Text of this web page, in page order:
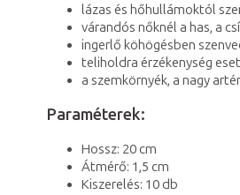
lázas és hőhullámoktól
várandós nőknél a has, a
ingerlő köhögésben
teliholdra érzékenység
a szemkörnyék, a nagy
Paraméterek:
Hossz: 20 cm
Átmérő: 1,5 cm
Kiszerelés: 10 db